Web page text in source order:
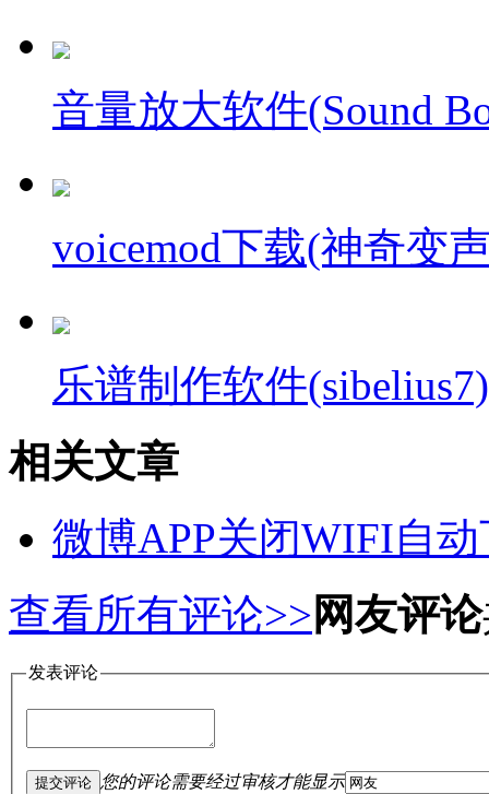
音量放大软件(Sound
voicemod下载(神奇变
乐谱制作软件
相关文章
微博APP关闭WIFI自
查看所有评论>> 网友评论
发表评论
提交评论 您的评论需要经过审核才能显示